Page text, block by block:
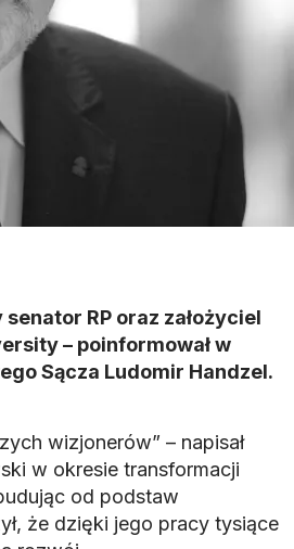
RP oraz założyciel
– poinformował w
Sącza Ludomir Handzel.
wizjonerów” – napisał
w okresie transformacji
od podstaw
że dzięki jego pracy tysiące